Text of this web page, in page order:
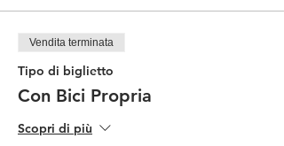
Vendita terminata
Tipo di biglietto
Con Bici Propria
Scopri di più